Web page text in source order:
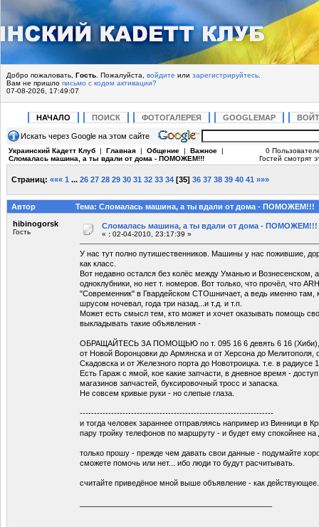
Добро пожаловать, Гость . Пожалуйста, войдите или зарегистрируйтесь
Вам не пришло письмо с кодом активации?
07-08-2026, 17:49:07
НАЧАЛО ПОИСК ФОТОГАЛЕРЕЯ GOOGLEMAP
Искать через Google на этом сайте
Украинский Кадетт Клуб | Главная | Общение | Важное |
Сломалась машина, а ты вдали от дома - ПОМОЖЕМ!!!
0
Гостей смотрят
Страниц: ««« 1 ... 26 27 28 29 30 31 32 33 34 [35] 36 37 38 39 40 41 »»»
Автор
Тема: Сломалась машина, а ты вдали от дома - ПОМОЖЕМ!!!
hibinogorsk
Гость
Сломалась машина, а ты вдали от дома - ПОМОЖЕМ!!!
« : 02-04-2010, 23:17:39 »
У нас тут полно путишественников. Машины у нас пожившие,
как класс.
Вот недавно остался без колёс между Уманью и Вознесенском,
одноклубники, но нет т. номеров. Вот только, что прочёл, что
"Современник" в Гвардейском СТОшничает, а ведь именно там,
шрусом ночевал, года три назад...и т.д. и т.п.
Может есть смысл тем, кто может и хочет оказывать помощь
выкладывать такие объявления -
ОБРАЩАЙТЕСЬ ЗА ПОМОЩЬЮ по т. 095 16 6 девять 6 16 (Хиби),
от Новой Воронцовки до Армянска и от Херсона до Мелитополя,
Скадовска и от Железного порта до Новотроицка. т.е. в радиусе
Есть Гараж с ямой, кое какие запчасти, в дневное время -
магазинов запчастей, буксировочный тросс и запаска.
Не совсем кривые руки - но слепые глаза.
--------------------------------------------------------------------
и тогда человек зараннее отправляясь например из Винници в
пару тройку телефонов по маршруту - и будет ему спокойнее
только прошу - прежде чем давать свои данные - подумайте
сможете помочь или нет... ибо люди то будут расчитывать.
считайте приведёное мной выше объявление - как действующее.